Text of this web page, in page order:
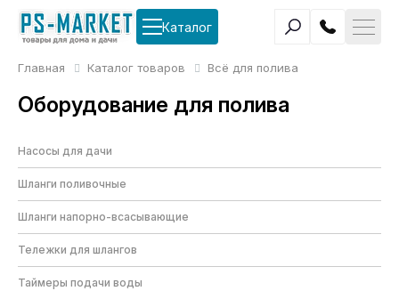
Каталог
Главная Каталог товаров Всё для полива
Оборудование для полива
Насосы для дачи
Шланги поливочные
Шланги напорно-всасывающие
Тележки для шлангов
Таймеры подачи воды